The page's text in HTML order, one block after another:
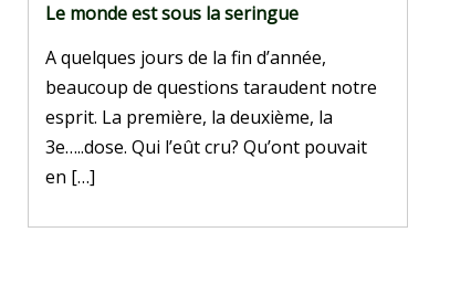
Le monde est sous la seringue
A quelques jours de la fin d’année,
beaucoup de questions taraudent notre
esprit. La première, la deuxième, la
3e…..dose. Qui l’eût cru? Qu’ont pouvait
en […]